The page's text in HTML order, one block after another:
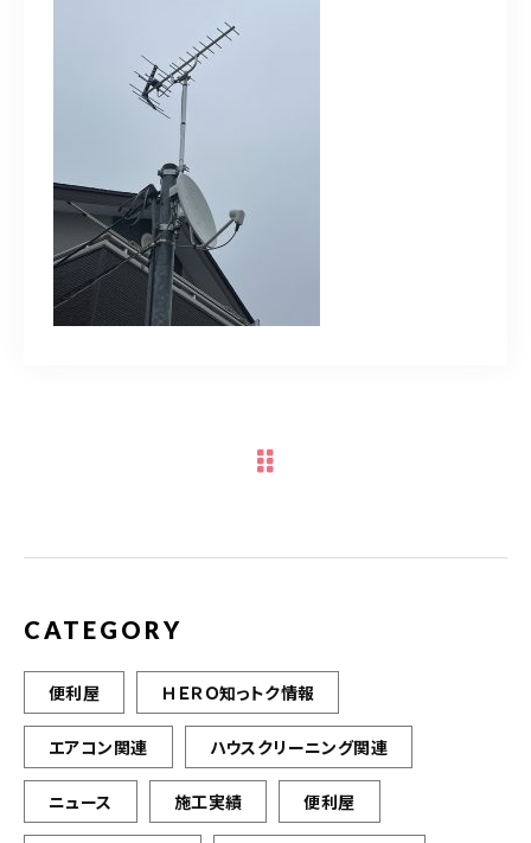
CATEGORY
便利屋 ＨＥＲＯ知っトク情報
エアコン関連 ハウスクリーニング関連
ニュース 施工実績 便利屋
スポットスタッフ募集中
080-9122-1616
受付時間
ご予約はこちら